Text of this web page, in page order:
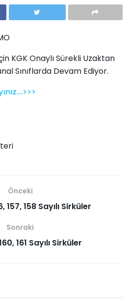
KGK Onaylı Sürekli Uzaktan
Sınıflarda Devam Ediyor.
Önceki
157, 158 Sayılı Sirküler
Sonraki
161 Sayılı Sirküler